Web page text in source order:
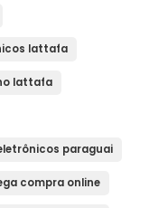
lattafa
lattafa
paraguai
compra online